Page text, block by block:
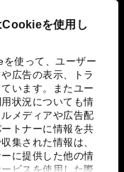
Cookieを使用し
使って、ユーザー
広告の表示、トラ
います。またユー
状況についても情
メディアや広告配
トナーに情報を共
集された情報は、
に提供した他の情
ビスを使用した際